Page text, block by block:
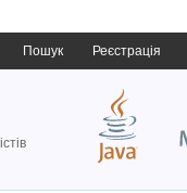
Пошук Реєстрація